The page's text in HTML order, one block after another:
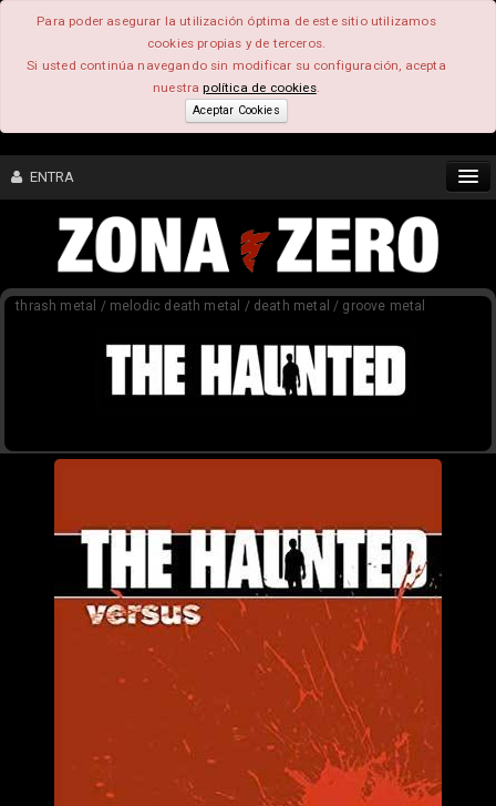
Para poder asegurar la utilización óptima de este sitio utilizamos
cookies propias y de terceros.
Si usted continúa navegando sin modificar su configuración, acepta
nuestrapolítica de cookies.
Aceptar Cookies
ENTRA
CONTENIDO
thrash metal / melodic death metal / death metal / groove metal